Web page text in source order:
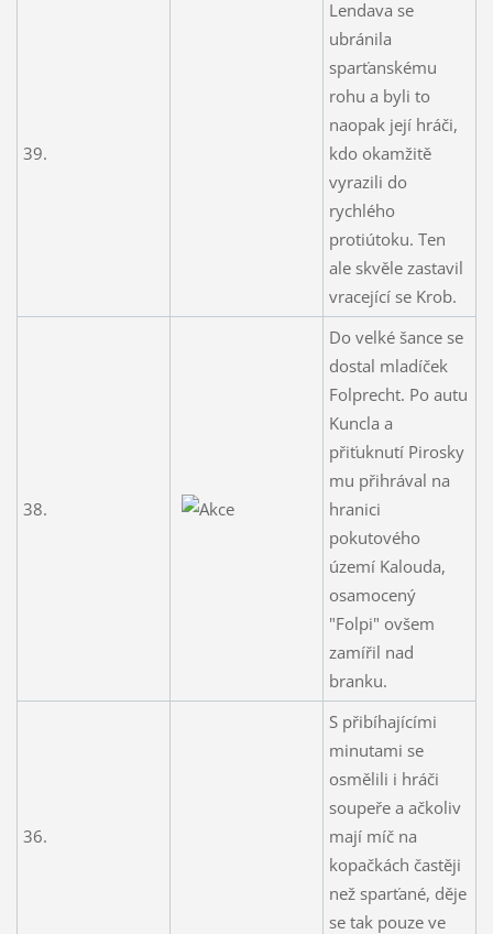
39.
Lendava se
ubránila
sparťanskému
rohu a byli to
naopak její hráči,
kdo okamžitě
vyrazili do
rychlého
protiútoku. Ten
ale skvěle zastavil
vracející se Krob.
38.
Do velké šance se
dostal mladíček
Folprecht. Po autu
Kuncla a
přiťuknutí Pirosky
mu přihrával na
hranici
pokutového
území Kalouda,
osamocený
"Folpi" ovšem
zamířil nad
branku.
36.
S přibíhajícími
minutami se
osmělili i hráči
soupeře a ačkoliv
mají míč na
kopačkách častěji
než sparťané, děje
se tak pouze ve